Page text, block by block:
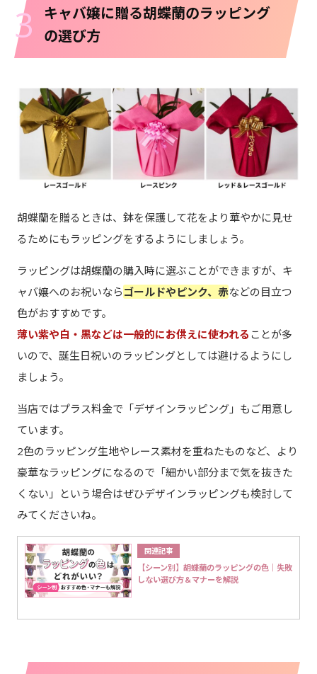
3
キャバ嬢に贈る胡蝶蘭のラッピング
の選び方
胡蝶蘭を贈るときは、鉢を保護して花をより華やかに見せ
るためにもラッピングをするようにしましょう。
ラッピングは胡蝶蘭の購入時に選ぶことができますが、キ
ャバ嬢へのお祝いなら ゴールドやピンク、赤などの目立つ
色がおすすめです。
薄い紫や白・黒などは一般的にお供えに使われる ことが多
いので、誕生日祝いのラッピングとしては避けるようにし
ましょう。
当店ではプラス料金で「デザインラッピング」もご用意し
ています。
2色のラッピング生地やレース素材を重ねたものなど、より
豪華なラッピングになるので「細かい部分まで気を抜きた
くない」という場合はぜひデザインラッピングも検討して
みてくださいね。
関連記事
【シーン別】胡蝶蘭のラッピングの色｜失敗
しない選び方＆マナーを解説